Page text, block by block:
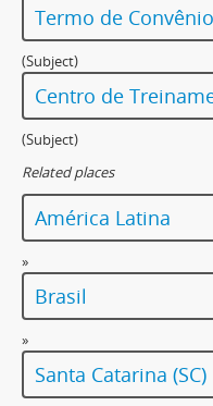
Termo de Convênio
(Subject)
Centro de
(Subject)
Related places
América Latina
»
Brasil
»
Santa Catarina (SC)